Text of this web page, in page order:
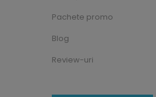
Pachete promo
Blog
Review-uri